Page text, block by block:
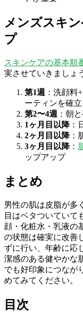
メンズスキ
プ
スキンケアの基本順
実させていきましょ
第1週 ：洗顔料
ーティンを確立
第2〜4週 ：朝
1ヶ月目以降：
2ヶ月目以降：
3ヶ月目以降：
ップアップ
まとめ
男性の肌は皮脂が多
目はベタついていて
顔・化粧水・乳液の
の状態は確実に改善
ずに行い、年齢に応
潔感のある健やかな
でも好印象につなが
めてみてください。
目次